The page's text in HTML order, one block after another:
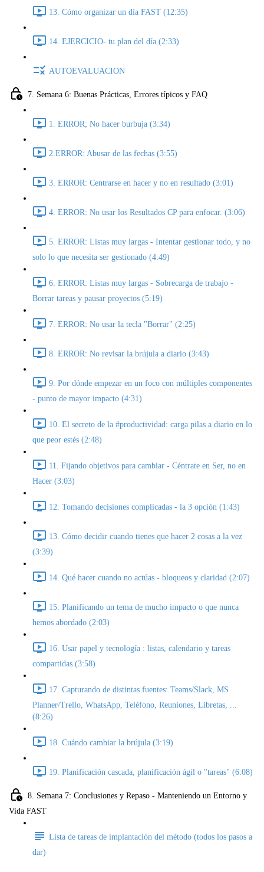
13. Cómo organizar un día FAST (12:35)
14. EJERCICIO- tu plan del día (2:33)
AUTOEVALUACION
7. Semana 6: Buenas Prácticas, Errores típicos y FAQ
1. ERROR; No hacer burbuja (3:34)
2.ERROR: Abusar de las fechas (3:55)
3. ERROR: Centrarse en hacer y no en resultado (3:01)
4. ERROR: No usar los Resultados CP para enfocar. (3:06)
5. ERROR: Listas muy largas - Intentar gestionar todo, y no
solo lo que necesita ser gestionado (4:49)
6. ERROR: Listas muy largas - Sobrecarga de trabajo -
Borrar tareas y pausar proyectos (5:19)
7. ERROR: No usar la tecla "Borrar" (2:25)
8. ERROR: No revisar la brújula a diario (3:43)
9. Por dónde empezar en un foco con múltiples componentes
- punto de mayor impacto (4:31)
10. El secreto de la #productividad: carga pilas a diario en lo
que peor estés (2:48)
11. Fijando objetivos para cambiar - Céntrate en Ser, no en
Hacer (3:03)
12. Tomando decisiones complicadas - la 3 opción (1:43)
13. Cómo decidir cuando tienes que hacer 2 cosas a la vez
(3:39)
14. Qué hacer cuando no actúas - bloqueos y claridad (2:07)
15. Planificando un tema de mucho impacto o que nunca
hemos abordado (2:03)
16. Usar papel y tecnología : listas, calendario y tareas
compartidas (3:58)
17. Capturando de distintas fuentes: Teams/Slack, MS
Planner/Trello, WhatsApp, Teléfono, Reuniones, Libretas, ...
(8:26)
18. Cuándo cambiar la brújula (3:19)
19. Planificación cascada, planificación ágil o "tareas" (6:08)
8. Semana 7: Conclusiones y Repaso - Manteniendo un Entorno y
Vida FAST
Lista de tareas de implantación del método (todos los pasos a
dar)